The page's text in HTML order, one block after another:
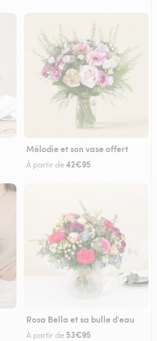
Mélodie et son vase offert
À partir de42€95
Rosa Bella et sa bulle d'eau
À partir de 53€95